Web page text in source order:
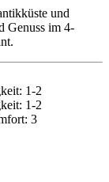
und
Genuss im 4-